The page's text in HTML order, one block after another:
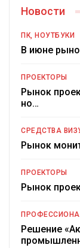
Новости
ПК, НОУТБУКИ
В июне
ПРОЕКТОРЫ
Рынок
но…
СРЕДСТВА
Рынок
ПРОЕКТОРЫ
Рынок
Решение